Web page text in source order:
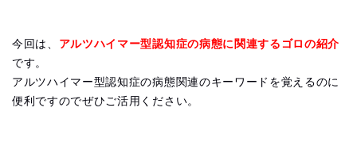
今回は、 アルツハイマー型認知症の病態に関連するゴロの紹介
です。
アルツハイマー型認知症の病態関連のキーワードを覚えるのに
便利ですのでぜひご活用ください。